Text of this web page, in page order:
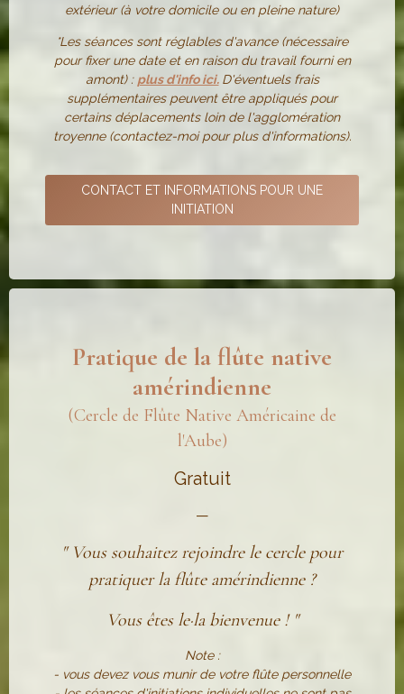
extérieur (à votre domicile ou en pleine nature)
*Les séances sont réglables d'avance (nécessaire
pour fixer une date et en raison du travail fourni en
amont) : plus d'info ici. D'éventuels frais
supplémentaires peuvent être appliqués pour
certains déplacements loin de l'agglomération
troyenne (contactez-moi pour plus d'informations).
CONTACT ET INFORMATIONS POUR UNE
INITIATION
Pratique de la flûte native
amérindienne
(Cercle de Flûte Native Américaine de
l'Aube)
Gratuit
—
" Vous souhaitez rejoindre le cercle pour
pratiquer la flûte amérindienne ?
Vous êtes le·labienvenue ! "
Note :
- vous devez vous munir de votre flûte personnelle